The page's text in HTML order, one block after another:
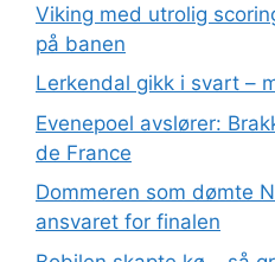
Viking med utrolig
på banen
Lerkendal gikk i svart –
Evenepoel avslører:
de France
Dommeren som dømte
ansvaret for finalen